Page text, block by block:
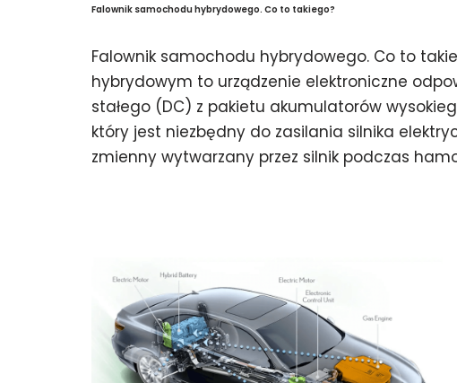
Falownik samochodu hybrydowego. Co to takiego?
Falownik samochodu hybrydowego. Co to
hybrydowym to urządzenie elektroniczne
stałego (DC) z pakietu akumulatorów
który jest niezbędny do zasilania silnika
zmienny wytwarzany przez silnik podczas